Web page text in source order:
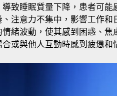
致睡眠質量下降，患者可能
注意力不集中，影響工作和
緒波動，使其感到困惑、焦
或與他人互動時感到疲憊